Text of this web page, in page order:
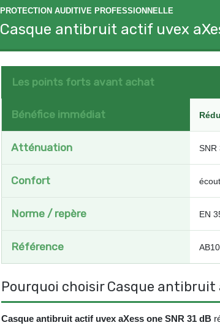
PROTECTION AUDITIVE PROFESSIONNELLE
Casque antibruit actif uvex
Les points forts avant achat
Bénéfice immédiat
Atténuation SNR
Confort
Norme / repère EN
Référence
Pourquoi choisir Casque antibruit
Casque antibruit actif uvex aXess one SNR 31 dB